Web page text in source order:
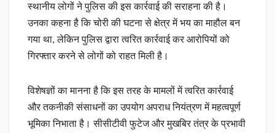
स्थानीय लोगों ने पुलिस की इस कार्रवाई की सराहना की है।
उनका कहना है कि चोरी की घटना से क्षेत्र में भय का माहौल बन
गया था, लेकिन पुलिस द्वारा त्वरित कार्रवाई कर आरोपियों को
गिरफ्तार करने से लोगों को राहत मिली है।
विशेषज्ञों का मानना है कि इस तरह के मामलों में त्वरित कार्रवाई
और तकनीकी संसाधनों का उपयोग अपराध नियंत्रण में महत्वपूर्ण
भूमिका निभाता है। सीसीटीवी फुटेज और मुखबिर तंत्र के प्रभावी